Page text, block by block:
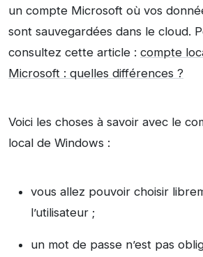
un compte Microsoft où vos
sont sauvegardées dans le cloud.
consultez cette article : compte
Microsoft : quelles différences ?
Voici les choses à savoir avec le
local de Windows :
vous allez pouvoir choisir
l’utilisateur ;
un mot de passe n’est pas